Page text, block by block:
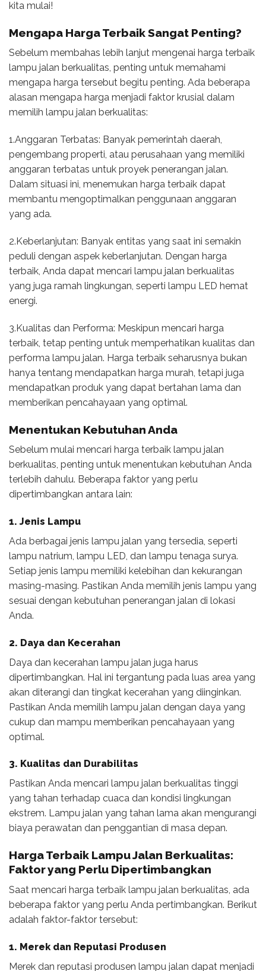
kita mulai!
Mengapa Harga Terbaik Sangat Penting?
Sebelum membahas lebih lanjut mengenai harga terbaik
lampu jalan berkualitas, penting untuk memahami
mengapa harga tersebut begitu penting. Ada beberapa
alasan mengapa harga menjadi faktor krusial dalam
memilih lampu jalan berkualitas:
1.Anggaran Terbatas: Banyak pemerintah daerah,
pengembang properti, atau perusahaan yang memiliki
anggaran terbatas untuk proyek penerangan jalan.
Dalam situasi ini, menemukan harga terbaik dapat
membantu mengoptimalkan penggunaan anggaran
yang ada.
2.Keberlanjutan: Banyak entitas yang saat ini semakin
peduli dengan aspek keberlanjutan. Dengan harga
terbaik, Anda dapat mencari lampu jalan berkualitas
yang juga ramah lingkungan, seperti lampu LED hemat
energi.
3.Kualitas dan Performa: Meskipun mencari harga
terbaik, tetap penting untuk memperhatikan kualitas dan
performa lampu jalan. Harga terbaik seharusnya bukan
hanya tentang mendapatkan harga murah, tetapi juga
mendapatkan produk yang dapat bertahan lama dan
memberikan pencahayaan yang optimal.
Menentukan Kebutuhan Anda
Sebelum mulai mencari harga terbaik lampu jalan
berkualitas, penting untuk menentukan kebutuhan Anda
terlebih dahulu. Beberapa faktor yang perlu
dipertimbangkan antara lain:
1. Jenis Lampu
Ada berbagai jenis lampu jalan yang tersedia, seperti
lampu natrium, lampu LED, dan lampu tenaga surya.
Setiap jenis lampu memiliki kelebihan dan kekurangan
masing-masing. Pastikan Anda memilih jenis lampu yang
sesuai dengan kebutuhan penerangan jalan di lokasi
Anda.
2. Daya dan Kecerahan
Daya dan kecerahan lampu jalan juga harus
dipertimbangkan. Hal ini tergantung pada luas area yang
akan diterangi dan tingkat kecerahan yang diinginkan.
Pastikan Anda memilih lampu jalan dengan daya yang
cukup dan mampu memberikan pencahayaan yang
optimal.
3. Kualitas dan Durabilitas
Pastikan Anda mencari lampu jalan berkualitas tinggi
yang tahan terhadap cuaca dan kondisi lingkungan
ekstrem. Lampu jalan yang tahan lama akan mengurangi
biaya perawatan dan penggantian di masa depan.
Harga Terbaik Lampu Jalan Berkualitas:
Faktor yang Perlu Dipertimbangkan
Saat mencari harga terbaik lampu jalan berkualitas, ada
beberapa faktor yang perlu Anda pertimbangkan. Berikut
adalah faktor-faktor tersebut:
1. Merek dan Reputasi Produsen
Merek dan reputasi produsen lampu jalan dapat menjadi